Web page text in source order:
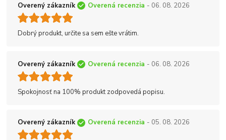
Overený zákazník Overená recenzia - 06. 08. 2026
Dobrý produkt, určite sa sem ešte vrátim.
Overený zákazník Overená recenzia - 06. 08. 2026
Spokojnosť na 100% produkt zodpovedá popisu.
Overený zákazník Overená recenzia - 05. 08. 2026